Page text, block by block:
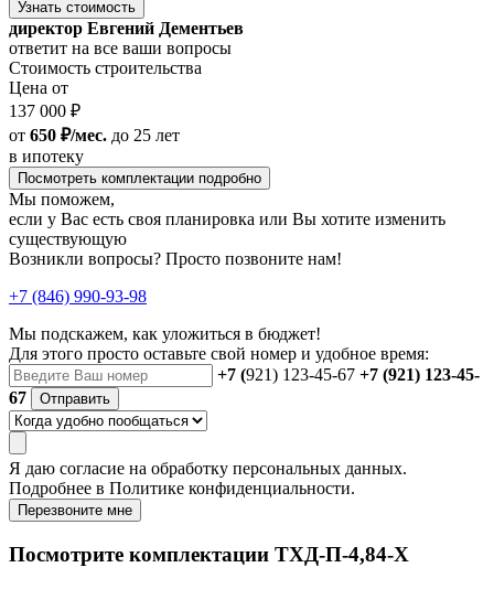
Узнать стоимость
директор Евгений Дементьев
ответит на все ваши вопросы
Стоимость строительства
Цена от
137 000 ₽
от 650 ₽/мес. до 25 лет
в ипотеку
Посмотреть комплектации подробно
Мы поможем,
если у Вас есть своя планировка или Вы хотите изменить
существующую
Возникли вопросы? Просто позвоните нам!
+7 (846) 990-93-98
Мы подскажем, как уложиться в бюджет!
Для этого просто оставьте свой номер и удобное время:
+7 (921) 123-45-67 +7 (921) 123-45-
67
Отправить
Я даю согласие на обработку персональных данных.
Подробнее в Политике конфиденциальности.
Перезвоните мне
Посмотрите комплектации ТХД-П-4,84-Х